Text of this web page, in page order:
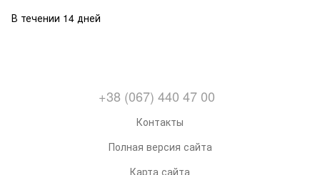
В течении 14 дней
+38 (067) 440 47 00
Контакты
Полная версия сайта
Карта сайта